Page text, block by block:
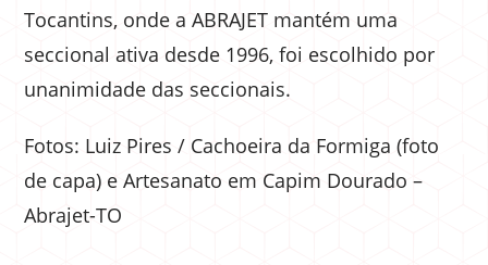
Tocantins, onde a ABRAJET mantém uma
seccional ativa desde 1996, foi escolhido por
unanimidade das seccionais.
Fotos: Luiz Pires / Cachoeira da Formiga (foto
de capa) e Artesanato em Capim Dourado –
Abrajet-TO